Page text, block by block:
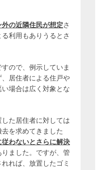
の近隣住民が想定 さ
利用もありうるとさ
ので、例示していま
居住者による住戸や
場合は広く対象とな
た居住者に対しては
を求めてきました
わないとさらに解決
りました。ですが、管
れば、放置したゴミ